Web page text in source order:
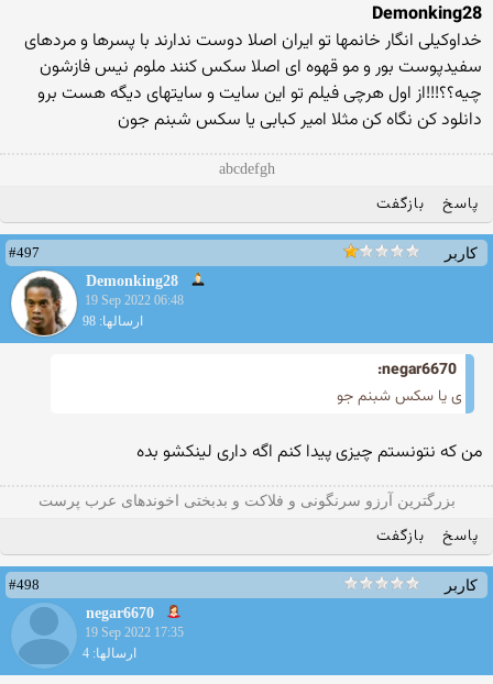
Demonking28
خداوکیلی انگار خانمها تو ایران اصلا دوست ندارند با پسرها و مردهای
سفیدپوست بور و مو قهوه ای اصلا سکس کنند ملوم نیس فازشون
چیه؟؟!!!از اول هرچی فیلم تو این سایت و سایتهای دیگه هست برو
دانلود کن نگاه کن مثلا امیر کبابی یا سکس شبنم جون
abcdefgh
پاسخ بازگفت
کاربر
#497
Demonking28
19 Sep 2022 06:48
ارسالها: 98
negar6670:
ی یا سکس شبنم جو
من که نتونستم چیزی پیدا کنم اگه داری لینکشو بده
بزرگترین آرزو سرنگونی و فلاکت و بدبختی اخوندهای عرب پرست
پاسخ بازگفت
کاربر
#498
negar6670
19 Sep 2022 17:35
ارسالها: 4